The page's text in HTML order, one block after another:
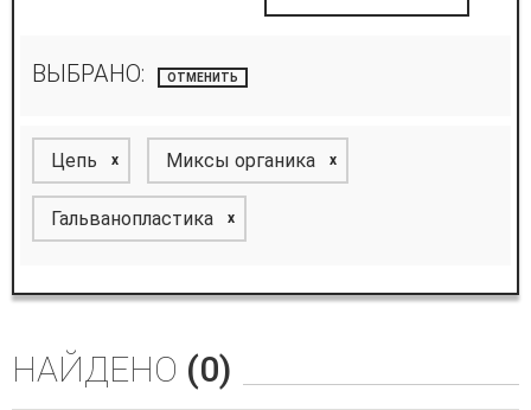
ВЫБРАНО: ОТМЕНИТЬ
Цепь x Миксы органика x
Гальванопластика x
НАЙДЕНО (0)